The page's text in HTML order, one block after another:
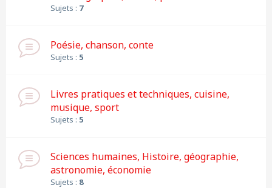
Sujets : 7
Poésie, chanson, conte
Sujets : 5
Livres pratiques et techniques, cuisine,
musique, sport
Sujets : 5
Sciences humaines, Histoire, géographie,
astronomie, économie
Sujets : 8